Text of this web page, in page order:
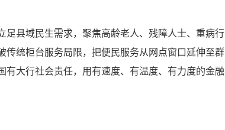
足县域民生需求，聚焦高龄老人、残障人士、重病行
传统柜台服务局限，把便民服务从网点窗口延伸至群
有大行社会责任，用有速度、有温度、有力度的金融